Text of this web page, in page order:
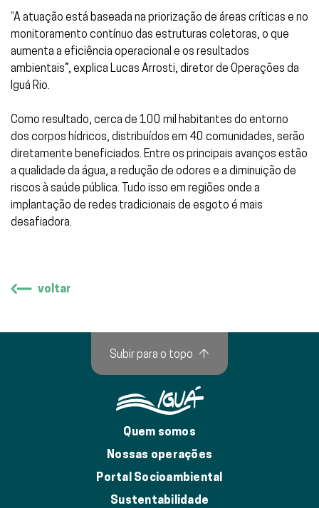
“A atuação está baseada na priorização de áreas críticas e no
monitoramento contínuo das estruturas coletoras, o que
aumenta a eficiência operacional e os resultados
ambientais”, explica Lucas Arrosti, diretor de Operações da
Iguá Rio.
Como resultado, cerca de 100 mil habitantes do entorno
dos corpos hídricos, distribuídos em 40 comunidades, serão
diretamente beneficiados. Entre os principais avanços estão
a qualidade da água, a redução de odores e a diminuição de
riscos à saúde pública. Tudo isso em regiões onde a
implantação de redes tradicionais de esgoto é mais
desafiadora.
voltar
Quem somos
Nossas operações
Portal Socioambiental
Sustentabilidade
Subir para o topo ↑